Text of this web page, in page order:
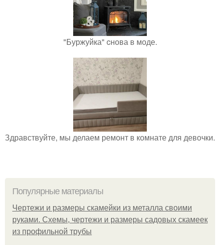
"Буржуйка" cнова в моде.
Здравствуйте, мы делаем ремонт в комнате для девочки.
Популярные материалы
Чертежи и размеры скамейки из металла своими
руками. Схемы, чертежи и размеры садовых скамеек
из профильной трубы